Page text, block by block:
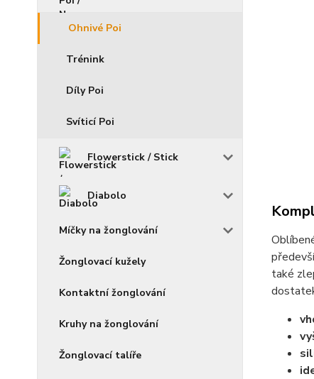
Ohnivé Poi
Trénink
Díly Poi
Svíticí Poi
Flowerstick / Stick
Diabolo
Míčky na žonglování
Žonglovací kužely
Kontaktní žonglování
Kruhy na žonglování
Žonglovací talíře
také